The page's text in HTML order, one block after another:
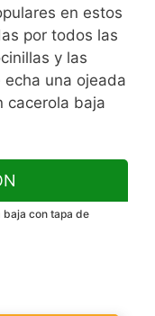
en estos
por todos las
y las
una ojeada
cacerola baja
baja con tapa de